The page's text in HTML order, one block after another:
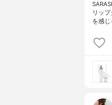
リッ
を感